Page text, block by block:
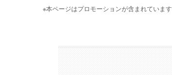
※本ページはプロモーションが含まれています